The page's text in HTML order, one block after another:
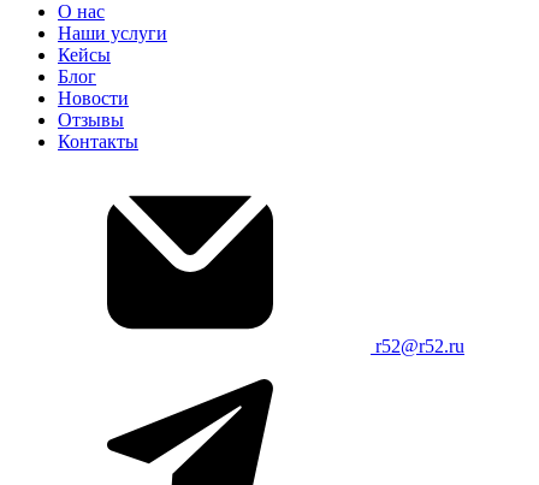
О нас
Наши услуги
Кейсы
Блог
Новости
Отзывы
Контакты
r52@r52.ru